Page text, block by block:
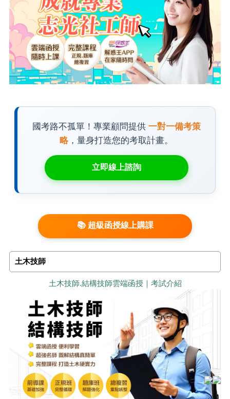
國考路不孤單！專業顧問提供 一對一備考策
略，量身打造您的考取計畫。
立即線上諮詢
📚 超級函授線上購課
土木技師
土木技師.結構技師雲端函授｜考試介紹